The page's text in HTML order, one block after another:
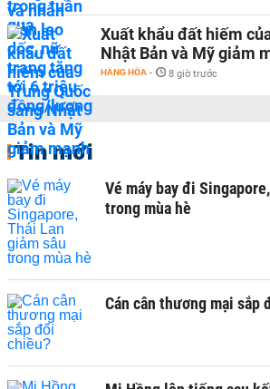
Xuất khẩu đất hiếm
Nhật Bản và Mỹ giảm
HÀNG HÓA - 8 giờ trước
Tin mới
Vé máy bay đi
trong mùa hè
Cán cân thương mại sắp